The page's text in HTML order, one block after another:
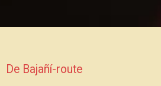
De Bajañí-route